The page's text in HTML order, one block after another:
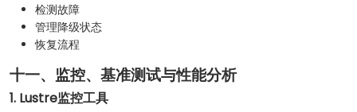
检测故障
管理降级状态
恢复流程
十一、监控、基准测试与性能分析
1. Lustre监控工具